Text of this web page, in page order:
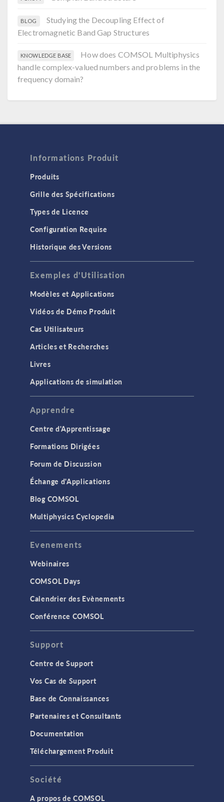
BLOG
Studying the Decoupling Effect of
Electromagnetic Band Gap Structures
KNOWLEDGE BASE
How does COMSOL Multiphysics
handle complex-valued numbers and problems in the
frequency domain?
Informations Produit
Produits
Grille des Spécifications
Types de Licence
Configuration Requise
Historique des Versions
Exemples d'Utilisation
Modèles et Applications
Vidéos de Démo Produit
Cas Utilisateurs
Articles et Recherches
Livres
Applications de simulation
Apprendre
Centre d'Apprentissage
Formations Dirigées
Forum de Discussion
Échange d'Applications
Blog COMSOL
Multiphysics Cyclopedia
Evenements
Webinaires
COMSOL Days
Calendrier des Evènements
Conférence COMSOL
Support
Centre de Support
Vos Cas de Support
Base de Connaissances
Partenaires et Consultants
Documentation
Téléchargement Produit
Société
A propos de COMSOL